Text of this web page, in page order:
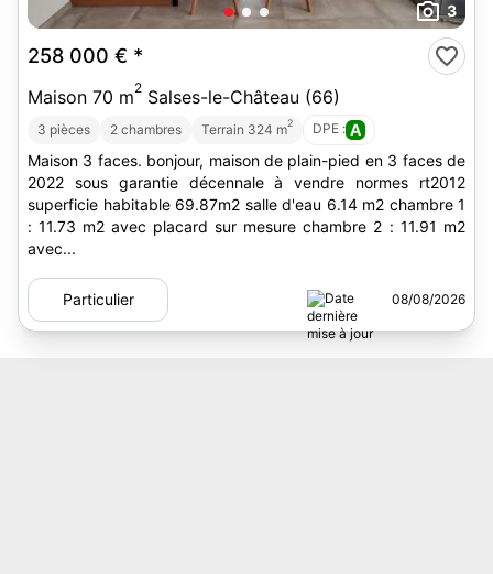
3
258 000 € *
Maison 70 m2 Salses-le-Château (66)
3 pièces 2 chambres Terrain 324 m2 DPE : A
Maison 3 faces. bonjour, maison de plain-pied en 3 faces de
2022 sous garantie décennale à vendre normes rt2012
superficie habitable 69.87m2 salle d'eau 6.14 m2 chambre 1
: 11.73 m2 avec placard sur mesure chambre 2 : 11.91 m2
avec...
Particulier 08/08/2026